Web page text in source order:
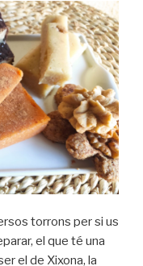
torrons per si us
el que té una
el de Xixona, la